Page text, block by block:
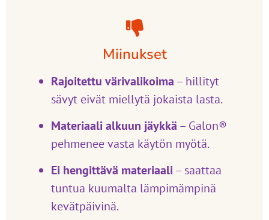
Miinukset
Rajoitettu värivalikoima – hillityt
sävyt eivät miellytä jokaista lasta.
Materiaali alkuun jäykkä – Galon®
pehmenee vasta käytön myötä.
Ei hengittävä materiaali– saattaa
tuntua kuumalta lämpimämpinä
kevätpäivinä.